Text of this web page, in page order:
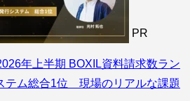
PR
年上半期 BOXIL資料請求数ラン
テム総合1位 現場のリアルな課題